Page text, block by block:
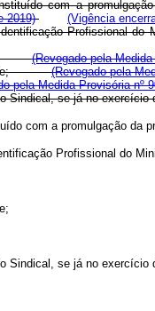
com a
2019)
(Vigência
Identificação
(Revogado pela
(Revogado pela
pela Medida Provisória nº
Sindical, se já no
com a promulgação da
Profissional do
Sindical, se já no exercício